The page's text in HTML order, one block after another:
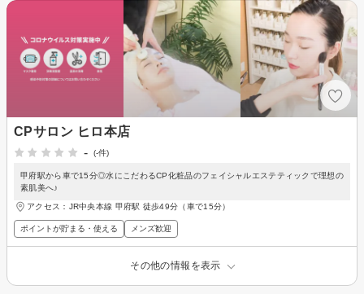
CPサロン ヒロ本店
-
(-件)
甲府駅から車で15分◎水にこだわるCP化粧品のフェイシャルエステティックで理想の
素肌美へ♪
アクセス：JR中央本線 甲府駅 徒歩49分（車で15分）
ポイントが貯まる・使える メンズ歓迎
その他の情報を表示